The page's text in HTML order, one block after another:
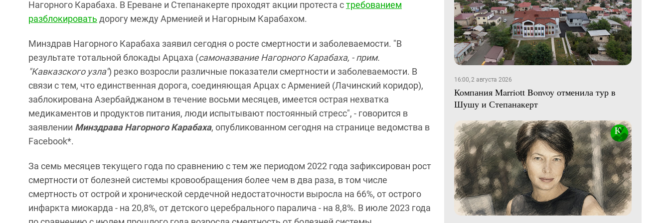
Нагорного Карабаха. В Ереване и Степанакерте проходят акции протеста стребованием
разблокировать дорогу между Арменией и Нагорным Карабахом.
Минздрав Нагорного Карабаха заявил сегодня о росте смертности и заболеваемости. "В
результате тотальной блокады Арцаха (самоназвание Нагорного Карабаха, - прим.
"Кавказского узла") резко возросли различные показатели смертности и заболеваемости. В
связи с тем, что единственная дорога, соединяющая Арцах с Арменией (Лачинский коридор),
заблокирована Азербайджаном в течение восьми месяцев, имеется острая нехватка
медикаментов и продуктов питания, люди испытывают постоянный стресс", - говорится в
заявлении Минздрава Нагорного Карабаха, опубликованном сегодня на странице ведомства в
Facebook*.
За семь месяцев текущего года по сравнению с тем же периодом 2022 года зафиксирован рост
смертности от болезней системы кровообращения более чем в два раза, в том числе
смертность от острой и хронической сердечной недостаточности выросла на 66%, от острого
инфаркта миокарда - на 20,8%, от детского церебрального паралича - на 8,8%. В июле 2023 года
16:00, 2 августа 2026
Компания Marriott Bonvoy отменила тур в
Шушу и Степанакерт